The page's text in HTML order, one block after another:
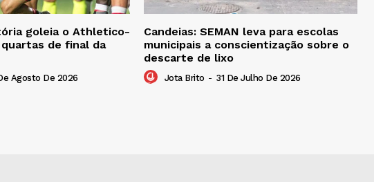
goleia o Athletico-
quartas de final da
Agosto De 2026
Candeias: SEMAN leva para escolas
municipais a conscientização sobre o
descarte de lixo
Jota Brito - 31 De Julho De 2026